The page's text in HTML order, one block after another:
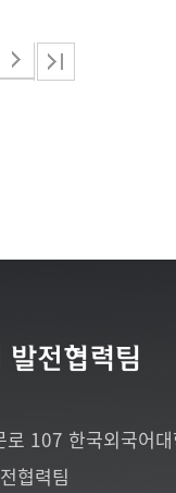
발전협력팀
로 107 한국외국어
협력팀